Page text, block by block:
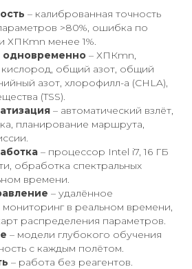
– калиброванная точность
>80%, ошибка по
ХПКmn менее 1%.
одновременно – ХПКmn,
общий азот, общий
азот, хлорофилл-а (CHLA),
(TSS).
– автоматический взлёт,
планирование маршрута,
– процессор Intel i7, 16 ГБ
обработка спектральных
времени.
– удалённое
мониторинг в реальном времени,
распределения параметров.
– модели глубокого обучения
с каждым полётом.
– работа без реагентов.